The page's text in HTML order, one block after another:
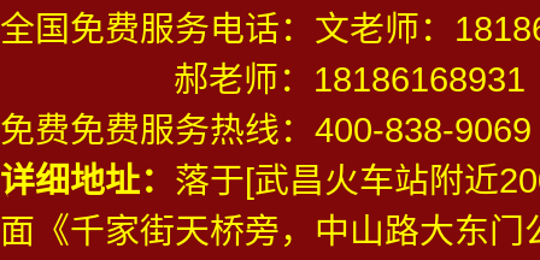
全国免费服务电话：文老师：
郝老师：18186168931
免费免费服务热线： 400-838-9069
详细地址： 落于[武昌火车站附近
面《千家街天桥旁，中山路大东门